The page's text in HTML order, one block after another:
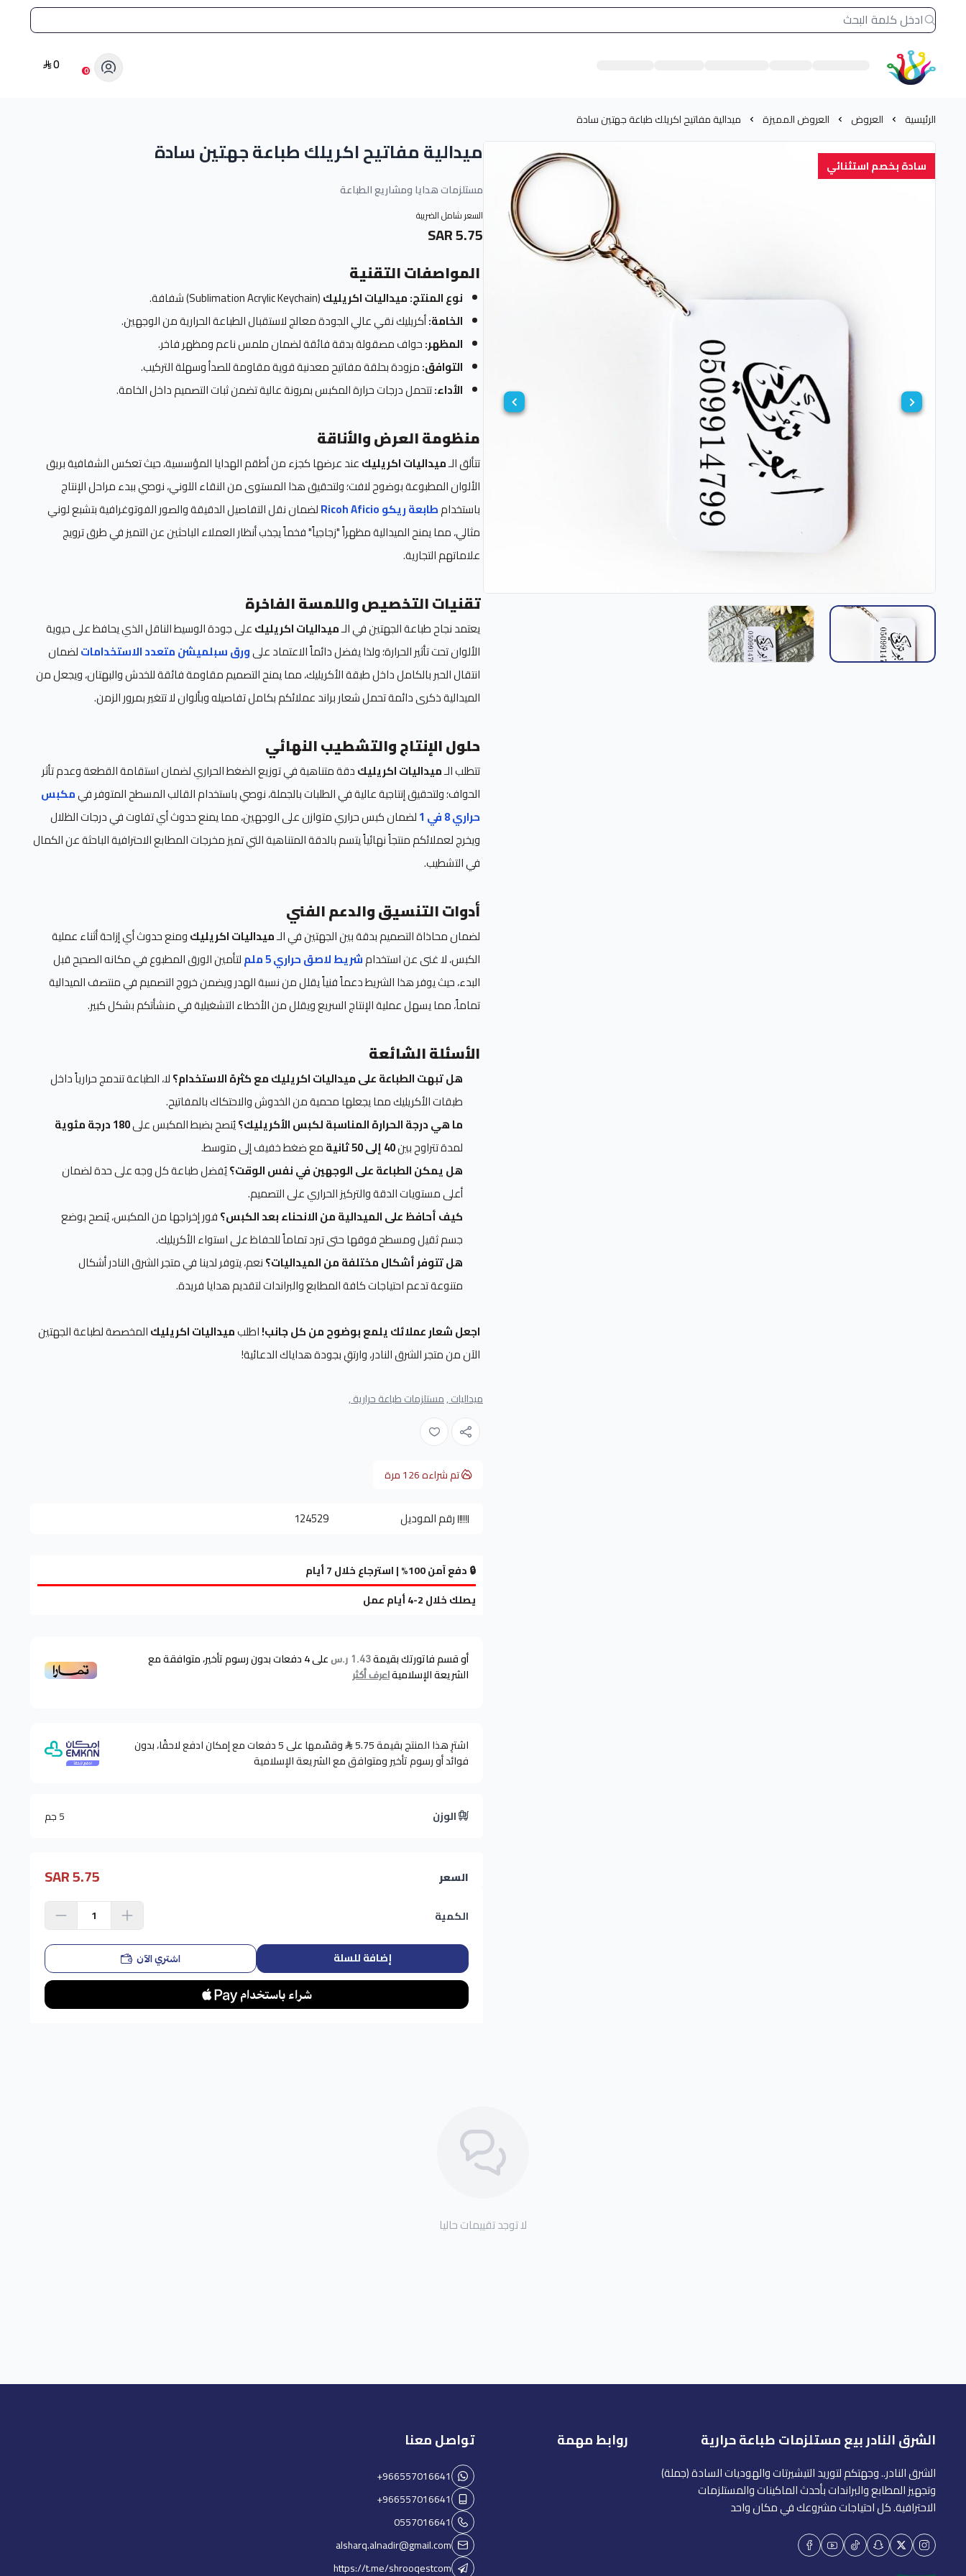
الشرق النادر بيع مستلزمات طباعة حرارية 0
0
الرئيسية العروض العروض المميزة ميدالية مفاتيح اكريلك طباعة جهتين سادة
سادة بخصم استثنائي ميدالية مفاتيح اكريلك طباعة جهتين سادة
مستلزمات هدايا ومشاريع الطباعة
السعر شامل الضريبة
5.75 SAR
المواصفات التقنية
نوع المنتج:ميداليات اكريليك(Sublimation Acrylic Keychain) شفافة.
الخامة:أكريليك نقي عالي الجودة معالج لاستقبال الطباعة الحرارية من الوجهين.
المظهر:حواف مصقولة بدقة فائقة لضمان ملمس ناعم ومظهر فاخر.
التوافق:مزودة بحلقة مفاتيح معدنية قوية مقاومة للصدأ وسهلة التركيب.
الأداء:تتحمل درجات حرارة المكبس بمرونة عالية تضمن ثبات التصميم داخل الخامة.
منظومة العرض والأناقة
تتألق الـميداليات اكريليكعند عرضها كجزء من أطقم الهدايا المؤسسية، حيث تعكس الشفافية بريق
الألوان المطبوعة بوضوح لافت؛ ولتحقيق هذا المستوى من النقاء اللوني، نوصي ببدء مراحل الإنتاج
باستخدامطابعة ريكو Ricoh Aficio
لضمان نقل التفاصيل الدقيقة والصور الفوتوغرافية بتشبع لوني
مثالي، مما يمنح الميدالية مظهراً "زجاجياً" فخماً يجذب أنظار العملاء الباحثين عن التميز في طرق ترويج
علاماتهم التجارية.
تقنيات التخصيص واللمسة الفاخرة
يعتمد نجاح طباعة الجهتين في الـميداليات اكريليكعلى جودة الوسيط الناقل الذي يحافظ على حيوية
الألوان تحت تأثير الحرارة؛ ولذا يفضل دائماً الاعتماد علىورق سبلميشن متعدد الاستخداماتلضمان
انتقال الحبر بالكامل داخل طبقة الأكريليك، مما يمنح التصميم مقاومة فائقة للخدش والبهتان، ويجعل من
الميدالية ذكرى دائمة تحمل شعار براند عملائكم بكامل تفاصيله وبألوان لا تتغير بمرور الزمن.
حلول الإنتاج والتشطيب النهائي
تتطلب الـميداليات اكريليكدقة متناهية في توزيع الضغط الحراري لضمان استقامة القطعة وعدم تأثر
الحواف؛ ولتحقيق إنتاجية عالية في الطلبات بالجملة، نوصي باستخدام القالب المسطح المتوفر فيمكبس
حراري 8 في 1
لضمان كبس حراري متوازن على الوجهين، مما يمنع حدوث أي تفاوت في درجات الظلال
ويخرج لعملائكم منتجاً نهائياً يتسم بالدقة المتناهية التي تميز مخرجات المطابع الاحترافية الباحثة عن الكمال
في التشطيب.
أدوات التنسيق والدعم الفني
لضمان محاذاة التصميم بدقة بين الجهتين في الـميداليات اكريليكومنع حدوث أي إزاحة أثناء عملية
الكبس، لا غنى عن استخدامشريط لاصق حراري 5 ملم
لتأمين الورق المطبوع في مكانه الصحيح قبل
البدء، حيث يوفر هذا الشريط دعماً فنياً يقلل من نسبة الهدر ويضمن خروج التصميم في منتصف الميدالية
تماماً، مما يسهل عملية الإنتاج السريع ويقلل من الأخطاء التشغيلية في منشأتكم بشكل كبير.
الأسئلة الشائعة
هل تبهت الطباعة على ميداليات اكريليك مع كثرة الاستخدام؟لا، الطباعة تندمج حرارياً داخل
طبقات الأكريليك مما يجعلها محمية من الخدوش والاحتكاك بالمفاتيح.
ما هي درجة الحرارة المناسبة لكبس الأكريليك؟يُنصح بضبط المكبس على180 درجة مئوية
لمدة تتراوح بين40 إلى 50 ثانية
مع ضغط خفيف إلى متوسط.
هل يمكن الطباعة على الوجهين في نفس الوقت؟يُفضل طباعة كل وجه على حدة لضمان
أعلى مستويات الدقة والتركيز الحراري على التصميم.
كيف أحافظ على الميدالية من الانحناء بعد الكبس؟فور إخراجها من المكبس، يُنصح بوضع
جسم ثقيل ومسطح فوقها حتى تبرد تماماً للحفاظ على استواء الأكريليك.
هل تتوفر أشكال مختلفة من الميداليات؟نعم، يتوفر لدينا في متجر الشرق النادر أشكال
متنوعة تدعم احتياجات كافة المطابع والبراندات لتقديم هدايا فريدة.
اجعل شعار عملائك يلمع بوضوح من كل جانب!اطلبميداليات اكريليكالمخصصة لطباعة الجهتين
الآن من متجر الشرق النادر، وارتقِ بجودة هداياك الدعائية!
ميداليات ,مستلزمات طباعة حرارية ,
تم شراءه126مرة
رقم الموديل 124529
🔒 دفع آمن 100% | استرجاع خلال 7 أيام
يصلك خلال 2-4 أيام عمل
أو قسم فاتورتك بقيمة1.43 ر.س على4دفعات بدون رسوم تأخير، متوافقة مع
الشريعة الإسلاميةاعرف أكثر
اشترِ هذا المنتج بقيمة 5.75
وقسّمها على 5 دفعات مع إمكان ادفع لاحقًا، بدون
فوائد أو رسوم تأخير ومتوافق مع الشريعة الإسلامية
الوزن 5 جم
السعر 5.75 SAR
الكمية
إضافة للسلة اشتري الآن
لا توجد تقييمات حاليا
الشرق النادر بيع مستلزمات طباعة حرارية
الشرق النادر.. وجهتكم لتوريد التيشيرتات والهوديات السادة (جملة)
وتجهيز المطابع والبراندات بأحدث الماكينات والمستلزمات
الاحترافية. كل احتياجات مشروعك في مكان واحد
روابط مهمة تواصل معنا
+966557016641
+966557016641
0557016641
alsharq.alnadir@gmail.com
https://t.me/shrooqestcom